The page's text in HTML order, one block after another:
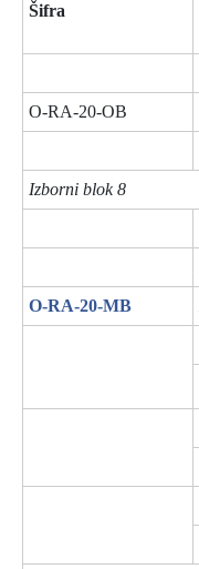
Šifra
O-RA-20-OB
Izborni blok 8
O-RA-20-MB